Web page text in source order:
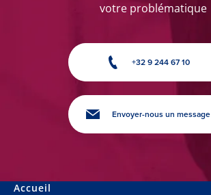
votre problématique
+32 9 244 67 10
Envoyer-nous un message
Accueil